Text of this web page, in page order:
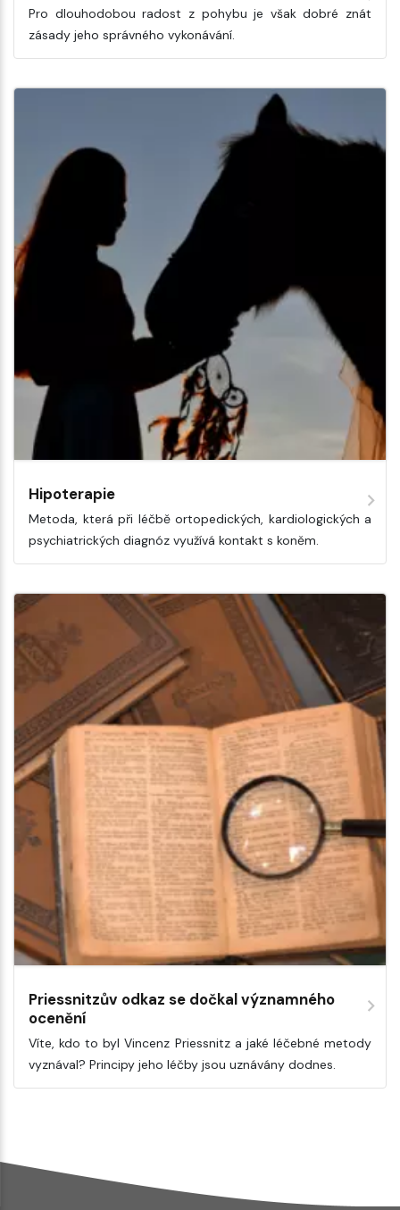
Pro dlouhodobou radost z pohybu je však dobré znát
zásady jeho správného vykonávání.
Hipoterapie
Metoda, která při léčbě ortopedických, kardiologických a
psychiatrických diagnóz využívá kontakt s koněm.
Priessnitzův odkaz se dočkal významného
ocenění
Víte, kdo to byl Vincenz Priessnitz a jaké léčebné metody
vyznával? Principy jeho léčby jsou uznávány dodnes.